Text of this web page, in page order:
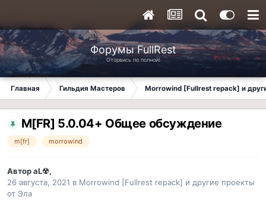
Форумы FullRest
Оторвись по полной!
Главная Гильдия Мастеров Morrowind [Fullrest repack] и
M[FR] 5.0.04+ Общее обсуждение
m[fr] morrowind
АвторaL☢,
26 августа, 2021 в Morrowind [Fullrest repack] и другие проекты
от Эла